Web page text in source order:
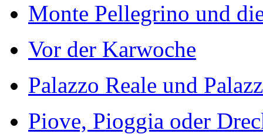
Monte Pellegrino und
Vor der Karwoche
Palazzo Reale und
Piove, Pioggia oder